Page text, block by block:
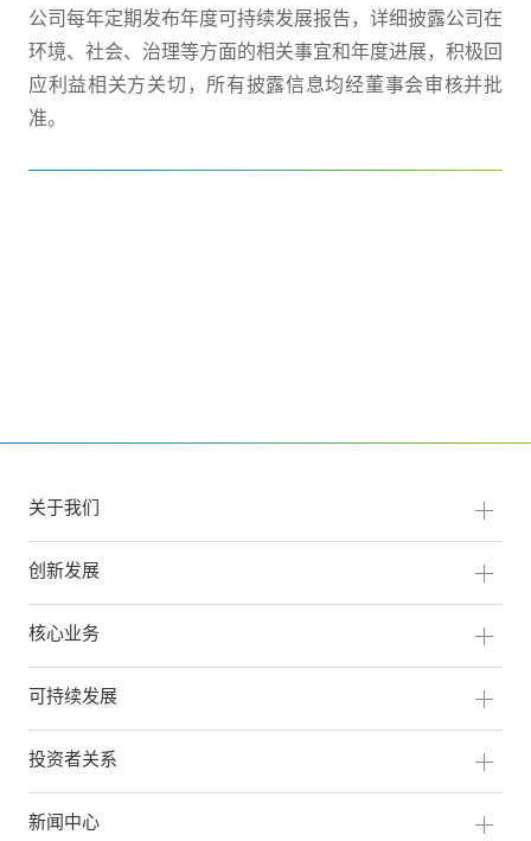
公司每年定期发布年度可持续发展报告，详细披露公司在
环境、社会、治理等方面的相关事宜和年度进展，积极回
应利益相关方关切，所有披露信息均经董事会审核并批
准。
关于我们
创新发展
核心业务
可持续发展
投资者关系
新闻中心